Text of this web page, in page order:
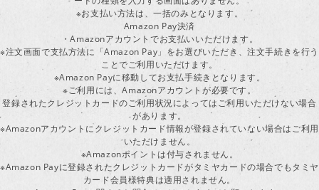
※お支払い方法は、一括のみとなります。
Amazon Pay決済
・Amazonアカウントでお支払いいただけます。
※注文画面で支払方法に「Amazon Pay」をお選びいただき、注文手続きを行う
ことでご利用いただけます。
※Amazon Payに移動してお支払手続きとなります。
※ご利用には、Amazonアカウントが必要です。
登録されたクレジットカードのご利用状況によってはご利用いただけない場合
があります。
※Amazonアカウントにクレジットカード情報が登録されていない場合はご利用
いただけません。
※Amazonポイントは付与されません。
※Amazon Payに登録されたクレジットカードがタミヤカードの場合でもタミヤ
カード会員様特典は適用されません。